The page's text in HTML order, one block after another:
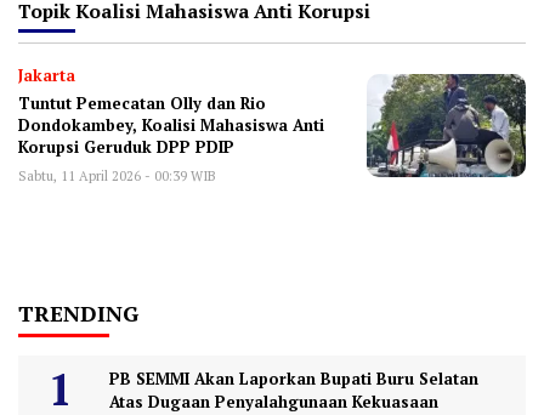
Topik Koalisi Mahasiswa Anti Korupsi
Jakarta
Tuntut Pemecatan Olly dan Rio
Dondokambey, Koalisi Mahasiswa Anti
Korupsi Geruduk DPP PDIP
Sabtu, 11 April 2026 - 00:39 WIB
TRENDING
PB SEMMI Akan Laporkan Bupati Buru Selatan
Atas Dugaan Penyalahgunaan Kekuasaan